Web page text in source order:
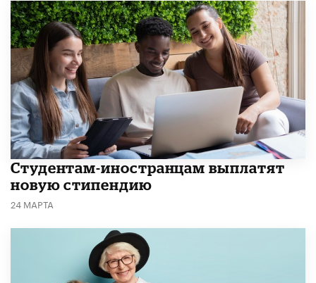
Студентам-иностранцам выплатят
новую стипендию
24 МАРТА